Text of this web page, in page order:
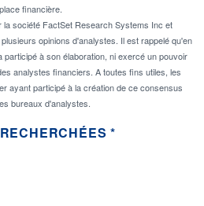
financière.
société FactSet Research Systems Inc et
opinions d'analystes. Il est rappelé qu'en
à son élaboration, ni exercé un pouvoir
analystes financiers. A toutes fins utiles, les
ayant participé à la création de ce consensus
bureaux d'analystes.
*